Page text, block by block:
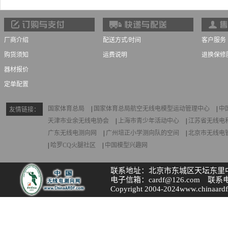
厂商介绍
购货须知
器材报价
定单配置
配送方式/时间
运费说明
客户服务
退换保修
友情链接： 国家体育总局 国家体育总局航空无线电模型运动管理中心
中
天津市业余无线电协会
上海市青少年活动中心
江苏省无线电
广东无线电测向网
广州培正小学测向队的空间
北京市无线电
哈罗CQ火腿社区 中国模型兴趣网
联系地址：北京市东城区天坛东里
电子信箱：cardf@126.com 联系
Copyright 2004-